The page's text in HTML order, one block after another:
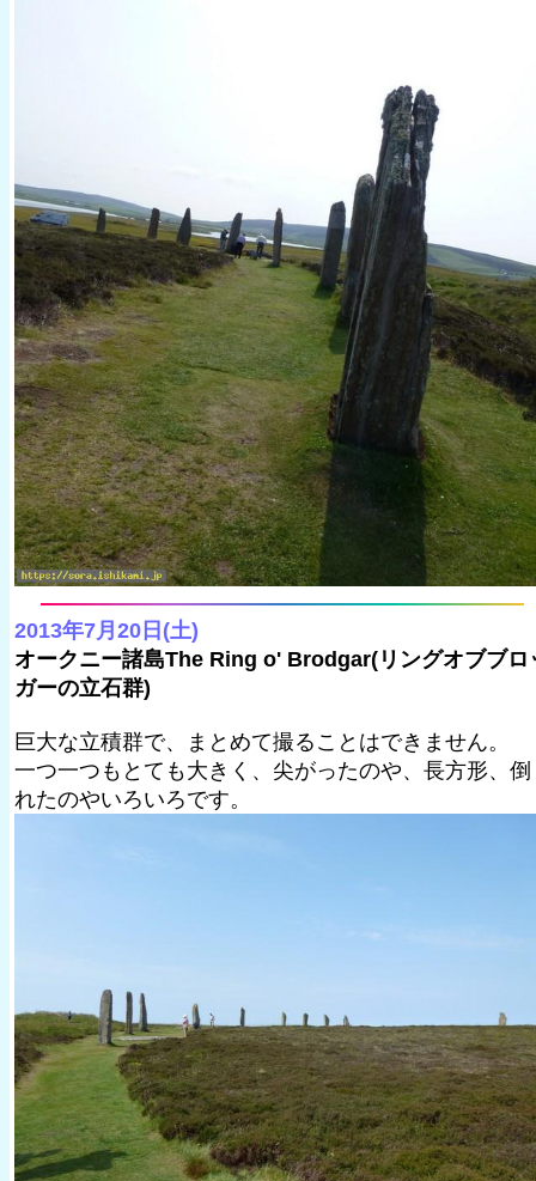
2013年7月20日(土)
オークニー諸島The Ring o' Brodgar(リングオブブロ
ガーの立石群)
巨大な立積群で、まとめて撮ることはできません。
一つ一つもとても大きく、尖がったのや、長方形、倒
れたのやいろいろです。